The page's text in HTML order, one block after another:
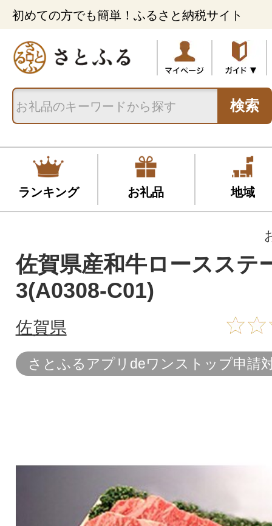
初めての方でも簡単！ふるさと納税サイト
検索
ランキング お礼品 地域
佐賀県産和牛ロースステ
3(A0308-C01)
佐賀県
さとふるアプリdeワンストップ申請